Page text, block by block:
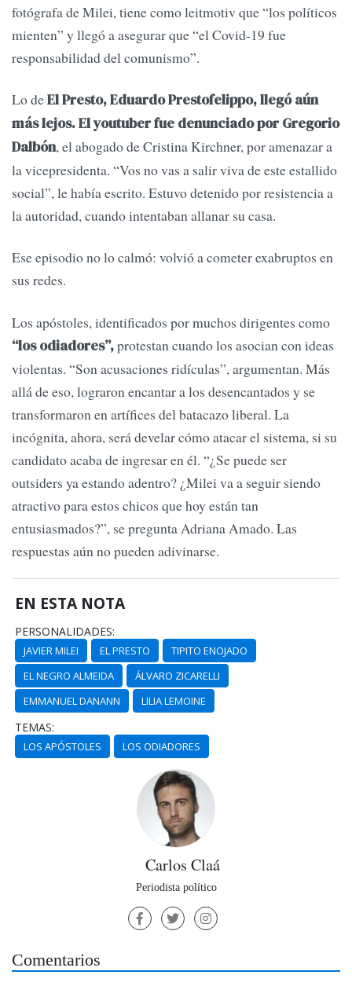
fotógrafa de Milei, tiene como leitmotiv que “los políticos
mienten” y llegó a asegurar que “el Covid-19 fue
responsabilidad del comunismo”.
Lo deEl Presto, Eduardo Prestofelippo, llegó aún
más lejos. El youtuber fue denunciado por Gregorio
Dalbón, el abogado de Cristina Kirchner, por amenazar a
la vicepresidenta. “Vos no vas a salir viva de este estallido
social”, le había escrito. Estuvo detenido por resistencia a
la autoridad, cuando intentaban allanar su casa.
Ese episodio no lo calmó: volvió a cometer exabruptos en
sus redes.
Los apóstoles, identificados por muchos dirigentes como
“los odiadores”,protestan cuando los asocian con ideas
violentas. “Son acusaciones ridículas”, argumentan. Más
allá de eso, lograron encantar a los desencantados y se
transformaron en artífices del batacazo liberal. La
incógnita, ahora, será develar cómo atacar el sistema, si su
candidato acaba de ingresar en él. “¿Se puede ser
outsiders ya estando adentro? ¿Milei va a seguir siendo
atractivo para estos chicos que hoy están tan
entusiasmados?”, se pregunta Adriana Amado. Las
respuestas aún no pueden adivinarse.
EN ESTA NOTA
PERSONALIDADES:
JAVIER MILEI EL PRESTO
TIPITO ENOJADO
EL NEGRO ALMEIDA
ÁLVARO ZICARELLI
EMMANUEL DANANN
LILIA LEMOINE
TEMAS:
LOS APÓSTOLES LOS ODIADORES
Carlos Claá
Periodista político
Comentarios